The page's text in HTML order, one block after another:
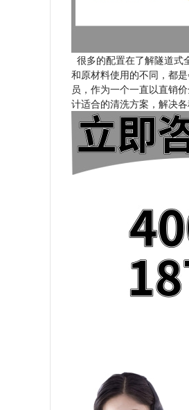
很多的配置在了解隧道式
和原材料使用的不同，都
员，作为一个一直以直销
计适合的清洗方案，解决各